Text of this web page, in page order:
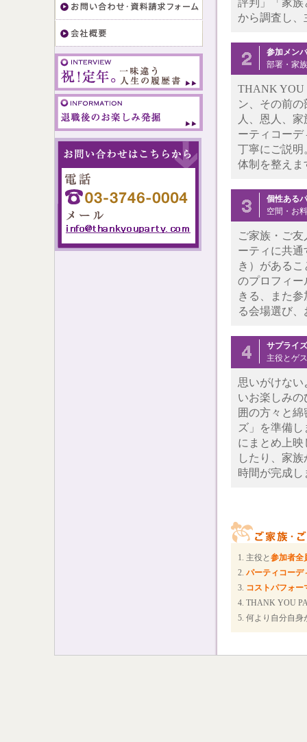
評判」「家
から調査し、
参加メン
部署・家
THANK YOU
ン、その前
人、恩人、
ーティコー
丁寧にご説明
体制を整えま
個性ある
空間・お
ご家族・ご
ーティに共
き）がある
のプロフィー
きる、また
る会場選び
サプライ
主役とゲ
思いがけな
いお楽しみ
囲の方々と
ズ」を準備
にまとめ上
したり、家
時間が完成し
1. 主役と 参加者全
2. パーティコーデ
3. コストパフォー
4. THANK YOU
5. 何より自分自身